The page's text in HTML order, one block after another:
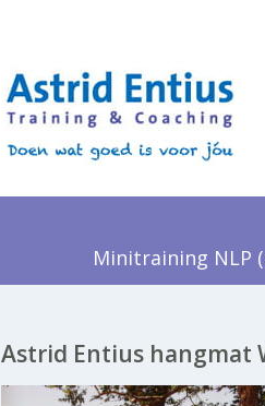
Minitraining NLP
Astrid Entius hangmat